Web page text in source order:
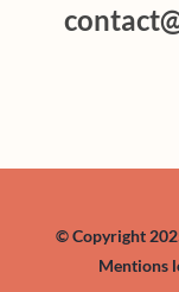
© Copyright
Mentions